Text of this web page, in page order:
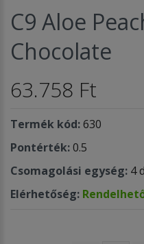
C9 Aloe
Chocolate
63.758 Ft
Termék kód:630
Pontérték:0.5
Csomagolási egység: 4
Elérhetőség: